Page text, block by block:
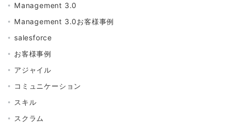
Management 3.0
Management 3.0お客様事例
salesforce
お客様事例
アジャイル
コミュニケーション
スキル
スクラム